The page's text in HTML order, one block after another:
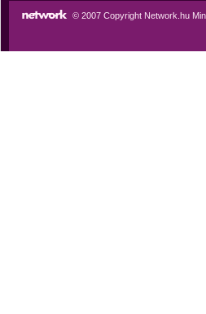
© 2007 Copyright Network.hu